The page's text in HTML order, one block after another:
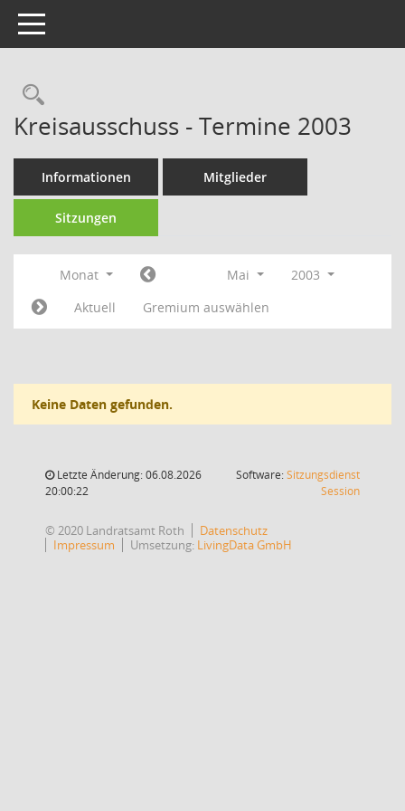
Toggle navigation
Rechercheauswahl
Kreisausschuss - Termine 2003
Informationen Mitglieder
Sitzungen
Monat Mai
2003
Aktuell
Gremium auswählen
Keine Daten gefunden.
Letzte Änderung: 06.08.2026
20:00:22
Software:Sitzungsdienst
Session(Wird in
© 2020 Landratsamt Roth
Datenschutz
Impressum
Umsetzung: LivingData GmbH